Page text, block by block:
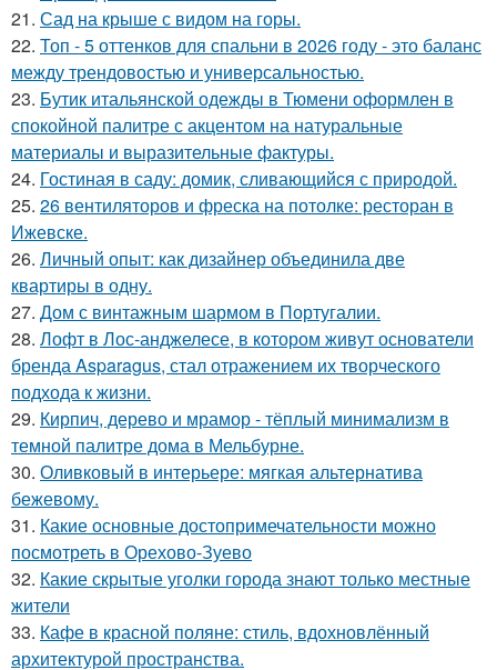
21. Сад на крыше с видом на горы.
22. Топ - 5 оттенков для спальни в 2026 году - это баланс
между трендовостью и универсальностью.
23. Бутик итальянской одежды в Тюмени оформлен в
спокойной палитре с акцентом на натуральные
материалы и выразительные фактуры.
24. Гостиная в саду: домик, сливающийся с природой.
25. 26 вентиляторов и фреска на потолке: ресторан в
Ижевске.
26. Личный опыт: как дизайнер объединила две
квартиры в одну.
27. Дом с винтажным шармом в Португалии.
28. Лофт в Лос-анджелесе, в котором живут основатели
бренда Asparagus, стал отражением их творческого
подхода к жизни.
29. Кирпич, дерево и мрамор - тёплый минимализм в
темной палитре дома в Мельбурне.
30. Оливковый в интерьере: мягкая альтернатива
бежевому.
31. Какие основные достопримечательности можно
посмотреть в Орехово-Зуево
32. Какие скрытые уголки города знают только местные
жители
33. Кафе в красной поляне: стиль, вдохновлённый
архитектурой пространства.